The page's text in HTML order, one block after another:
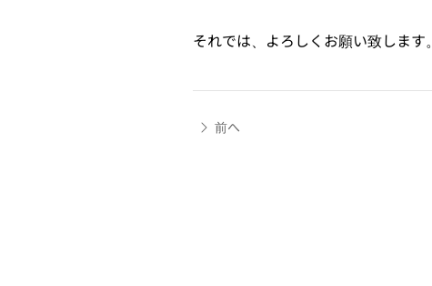
それでは、よろしくお願い致します。
前へ